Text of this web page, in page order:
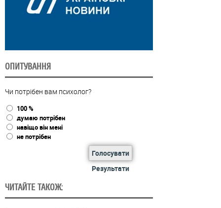
ОПИТУВАННЯ
Чи потрібен вам психолог?
100 %
думаю потрібен
навіщо він мені
не потрібен
Голосувати
Результати
ЧИТАЙТЕ ТАКОЖ: